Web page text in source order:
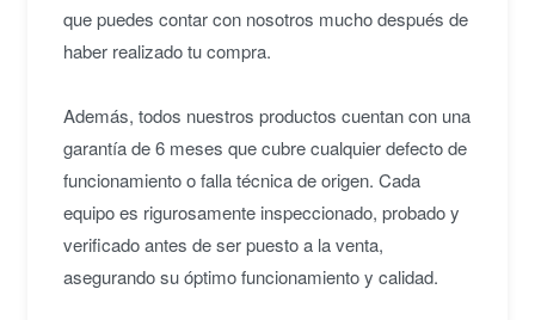
que puedes contar con nosotros mucho después de
haber realizado tu compra.
Además, todos nuestros productos cuentan con una
garantía de 6 meses que cubre cualquier defecto de
funcionamiento o falla técnica de origen. Cada
equipo es rigurosamente inspeccionado, probado y
verificado antes de ser puesto a la venta,
asegurando su óptimo funcionamiento y calidad.